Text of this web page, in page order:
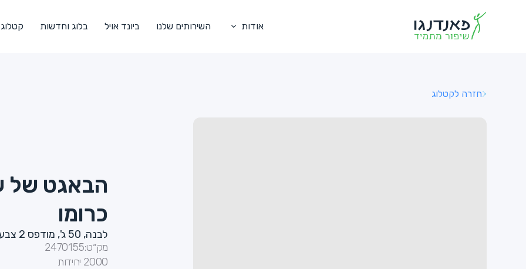
אודות השירותים שלנו ביונד אויל בלוג וחדשות קטלוג
חזרה לקטלוג
הבאגט של
כרומו
לבנה, 50 ג', מודפס 2 צבעים
מק״ט:2470155
2000 יחידות